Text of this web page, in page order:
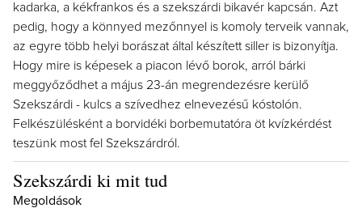
kadarka, a kékfrankos és a szekszárdi bikavér kapcsán. Azt
pedig, hogy a könnyed mezőnnyel is komoly terveik vannak,
az egyre több helyi borászat által készített siller is bizonyítja.
Hogy mire is képesek a piacon lévő borok, arról bárki
meggyőződhet a május 23-án megrendezésre kerülő
Szekszárdi - kulcs a szívedhez elnevezésű kóstolón.
Felkészülésként a borvidéki borbemutatóra öt kvízkérdést
teszünk most fel Szekszárdról.
Szekszárdi ki mit tud
Megoldások